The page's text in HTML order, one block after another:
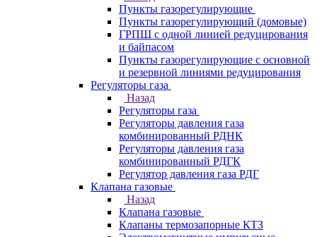
Пункты газорегулирующие
Пункты газорегулирующий (домовые)
ГРПШ с одной линией редуцирования
и байпасом
Пункты газорегулирующие с основной
и резервной линиями редуцирования
Регуляторы газа
Назад
Регуляторы газа
Регуляторы давления газа
комбинированный РДНК
Регуляторы давления газа
комбинированный РДГК
Регулятор давления газа РДГ
Клапана газовые
Назад
Клапана газовые
Клапаны термозапорные КТЗ